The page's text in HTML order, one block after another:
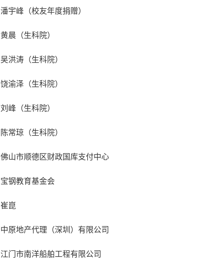
潘宇峰（校友年度捐赠）
黄晨（生科院）
吴洪涛（生科院）
饶渝泽（生科院）
刘峰（生科院）
陈常琼（生科院）
佛山市顺德区财政国库支付中心
宝钢教育基金会
崔崑
中原地产代理（深圳）有限公司
江门市南洋船舶工程有限公司